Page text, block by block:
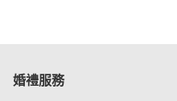
婚禮服務